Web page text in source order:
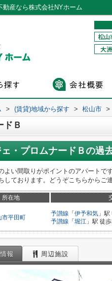
産なら株式会社NYホーム
> (賃貸)地域から探す > 松山市 >
ドＢ
・プロムナードＢの過
よい間取りがポイントのアパートで
しております。どうぞこちらからご
所在地
市平田町
予讃線 「 伊予和気 」
予讃線 「 堀江 」駅 徒
報 周辺施設